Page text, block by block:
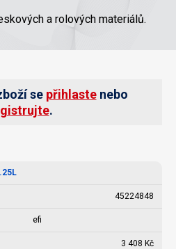
a rolových materiálů.
se přihlastenebo
.
45224848
efi
3 408 Kč